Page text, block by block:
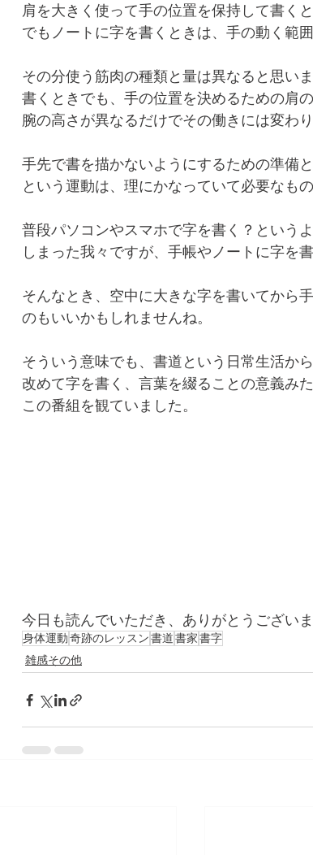
肩を大きく使って手の位置を保持して書くと
でもノートに字を書くときは、手の動く範囲
その分使う筋肉の種類と量は異なると思い
書くときでも、手の位置を決めるための肩
腕の高さが異なるだけでその働きには変わり
手先で書を描かないようにするための準備
という運動は、理にかなっていて必要なもの
普段パソコンやスマホで字を書く？という
しまった我々ですが、手帳やノートに字を
そんなとき、空中に大きな字を書いてから
のもいいかもしれませんね。
そういう意味でも、書道という日常生活か
改めて字を書く、言葉を綴ることの意義み
この番組を観ていました。
今日も読んでいただき、ありがとうございま
身体運動奇跡のレッスン書道書家書字
雑感その他